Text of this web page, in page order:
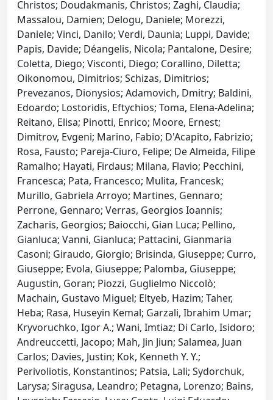
Christos; Doudakmanis, Christos; Zaghi, Claudia;
Massalou, Damien; Delogu, Daniele; Morezzi,
Daniele; Vinci, Danilo; Verdi, Daunia; Luppi, Davide;
Papis, Davide; Déangelis, Nicola; Pantalone, Desire;
Coletta, Diego; Visconti, Diego; Corallino, Diletta;
Oikonomou, Dimitrios; Schizas, Dimitrios;
Prevezanos, Dionysios; Adamovich, Dmitry; Baldini,
Edoardo; Lostoridis, Eftychios; Toma, Elena-Adelina;
Reitano, Elisa; Pinotti, Enrico; Moore, Ernest;
Dimitrov, Evgeni; Marino, Fabio; D'Acapito, Fabrizio;
Rosa, Fausto; Pareja-Ciuro, Felipe; De Almeida, Filipe
Ramalho; Hayati, Firdaus; Milana, Flavio; Pecchini,
Francesca; Pata, Francesco; Mulita, Francesk;
Murillo, Gabriela Arroyo; Martines, Gennaro;
Perrone, Gennaro; Verras, Georgios Ioannis;
Zacharis, Georgios; Baiocchi, Gian Luca; Pellino,
Gianluca; Vanni, Gianluca; Pattacini, Gianmaria
Casoni; Giraudo, Giorgio; Brisinda, Giuseppe; Curro,
Giuseppe; Evola, Giuseppe; Palomba, Giuseppe;
Augustin, Goran; Piozzi, Guglielmo Niccolò;
Machain, Gustavo Miguel; Eltyeb, Hazim; Taher,
Heba; Rasa, Huseyin Kemal; Garzali, Ibrahim Umar;
Kryvoruchko, Igor A.; Wani, Imtiaz; Di Carlo, Isidoro;
Andreuccetti, Jacopo; Mah, Jin Jiun; Salamea, Juan
Carlos; Davies, Justin; Kok, Kenneth Y. Y.;
Perivoliotis, Konstantinos; Patsia, Lali; Sydorchuk,
Larysa; Siragusa, Leandro; Petagna, Lorenzo; Bains,